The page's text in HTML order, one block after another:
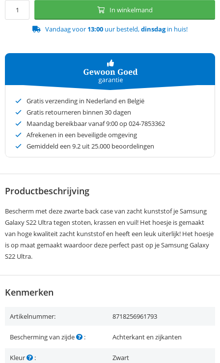
In winkelmand
Vandaag voor 13:00 uur besteld,dinsdagin huis!
Gratis verzending in Nederland en België
Gratis retourneren binnen 30 dagen
Maandag bereikbaar vanaf 9:00 op 024-7853362
Afrekenen in een beveiligde omgeving
Gemiddeld een 9.2 uit 25.000 beoordelingen
Productbeschrijving
Bescherm met deze zwarte back case van zacht kunststof je Samsung
Galaxy S22 Ultra tegen stoten, krassen en vuil! Het hoesje is gemaakt
van hoge kwaliteit zacht kunststof en heeft een leuk uiterlijk! Het hoesje
is op maat gemaakt waardoor deze perfect past op je Samsung Galaxy
S22 Ultra.
Kenmerken
Artikelnummer: 8718256961793
Bescherming van zijde : Achterkant en zijkanten
Kleur : Zwart